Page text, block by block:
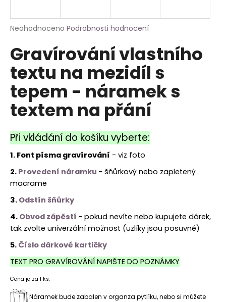
Průměrné
produktu
je
0,0
z
5
hvězdiček.
Neohodnoceno Podrobnosti hodnocení
Gravírování vlastního
textu na mezidíl s
tepem - náramek s
textem na přání
Při vkládání do košíku vyberte:
1. Font písma gravírování - viz foto
2. Provedení náramku - šňůrkový nebo zapletený
macrame
3. Odstín šňůrky
4. Obvod zápěstí - pokud nevíte nebo kupujete dárek,
tak zvolte univerzální možnost (uzlíky jsou posuvné)
5. Číslo dárkové kartičky
TEXT PRO GRAVÍROVÁNÍ NAPIŠTE DO POZNÁMKY
Cena je za 1 ks.
Náramek bude zabalen v organza pytlíku, nebo si můžete
j
t
?
HLEDAT